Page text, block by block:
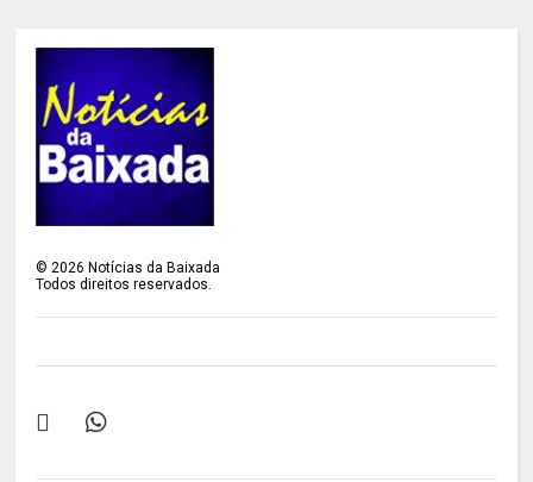
©2026 Notícias da Baixada
Todos direitos reservados.